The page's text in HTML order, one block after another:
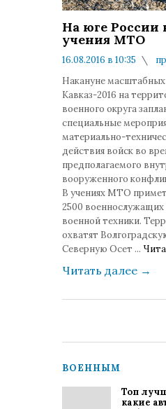
На юге России
учения МТО
16.08.2016 в 10:35
комментариев: 0
Накануне масштабных
Кавказ-2016 на
военного округа
специальные
материально-
действия войск во
предполагаемого
вооруженного
В учениях МТО
2500 военнослужащих
военной техники.
охватят
Северную Осет ...
Читать далее →
ВОЕННЫМ
Топ
какие